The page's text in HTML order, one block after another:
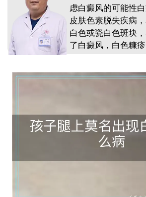
虑白癜风的可能性
皮肤色素脱失疾病
白色或瓷白色斑块
了白癜风，白色糠
细观察白斑特征，
无扩散趋势等发现
正规医院皮肤科检
业设备确诊早期发
病情发展非常重要
延误治疗时机。 ...